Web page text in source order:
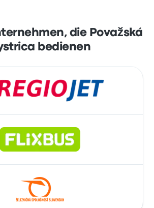
die Považská
bedienen